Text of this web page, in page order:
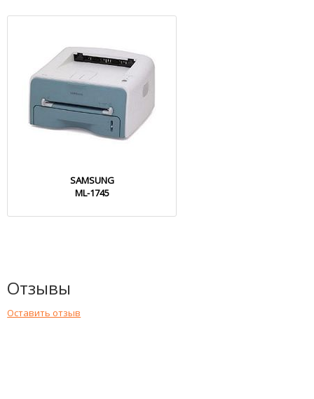
SAMSUNG
ML-1745
Отзывы
Оставить отзыв